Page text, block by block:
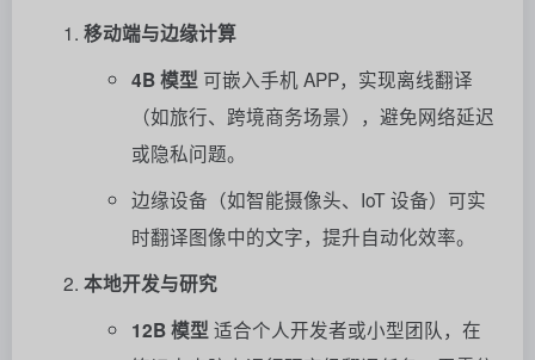
移动端与边缘计算
4B 模型 可嵌入手机 APP，实现离线翻译
（如旅行、跨境商务场景），避免网络延迟
或隐私问题。
边缘设备（如智能摄像头、IoT 设备）可实
时翻译图像中的文字，提升自动化效率。
本地开发与研究
12B 模型适合个人开发者或小型团队，在